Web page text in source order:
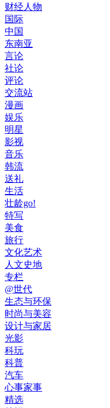
财经人物
国际
中国
东南亚
言论
社论
评论
交流站
漫画
娱乐
明星
影视
音乐
韩流
送礼
生活
壮龄go!
特写
美食
旅行
文化艺术
人文史地
专栏
@世代
生态与环保
时尚与美容
设计与家居
光影
科玩
科普
汽车
心事家事
精选